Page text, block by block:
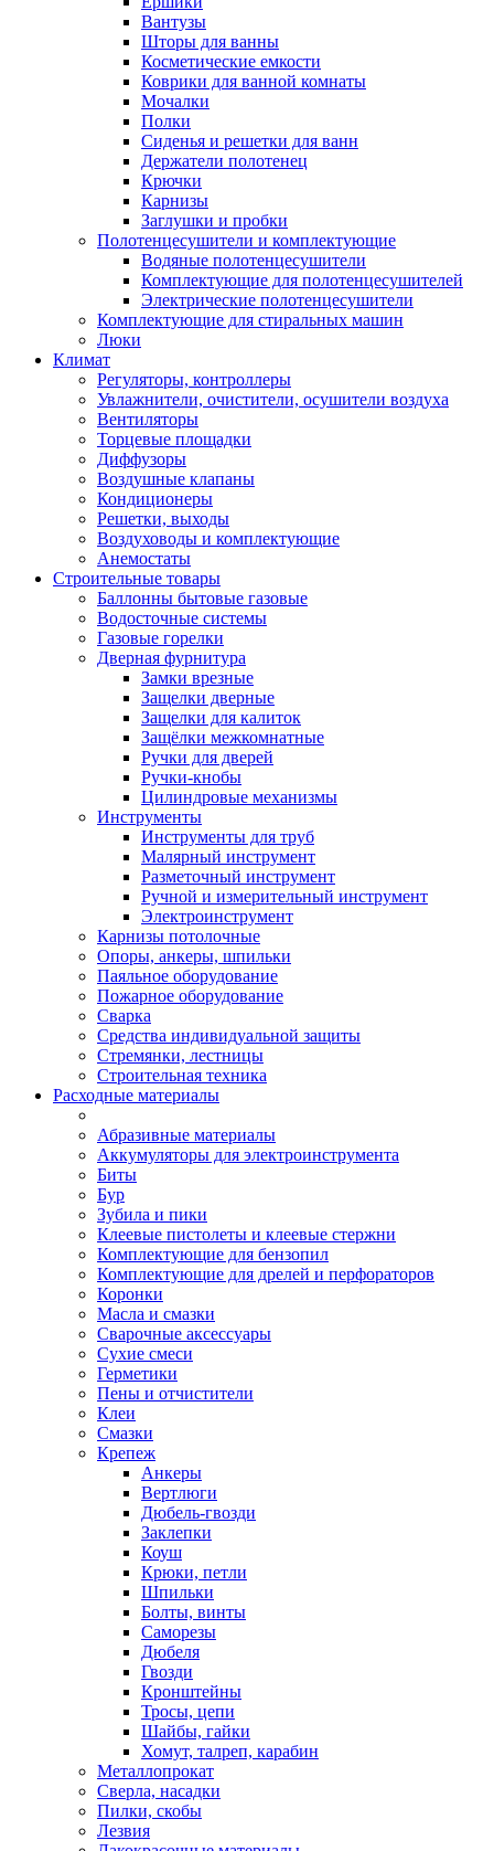
Вантузы
Шторы для ванны
Косметические емкости
Коврики для ванной комнаты
Мочалки
Полки
Сиденья и решетки для ванн
Держатели полотенец
Крючки
Карнизы
Заглушки и пробки
Полотенцесушители и комплектующие
Водяные полотенцесушители
Комплектующие для полотенцесушителей
Электрические полотенцесушители
Комплектующие для стиральных машин
Люки
Климат
Регуляторы, контроллеры
Увлажнители, очистители, осушители воздуха
Вентиляторы
Торцевые площадки
Диффузоры
Воздушные клапаны
Кондиционеры
Решетки, выходы
Воздуховоды и комплектующие
Анемостаты
Строительные товары
Баллонны бытовые газовые
Водосточные системы
Газовые горелки
Дверная фурнитура
Замки врезные
Защелки дверные
Защелки для калиток
Защёлки межкомнатные
Ручки для дверей
Ручки-кнобы
Цилиндровые механизмы
Инструменты
Инструменты для труб
Малярный инструмент
Разметочный инструмент
Ручной и измерительный инструмент
Электроинструмент
Карнизы потолочные
Опоры, анкеры, шпильки
Паяльное оборудование
Пожарное оборудование
Сварка
Средства индивидуальной защиты
Стремянки, лестницы
Строительная техника
Расходные материалы
Абразивные материалы
Аккумуляторы для электроинструмента
Биты
Бур
Зубила и пики
Клеевые пистолеты и клеевые стержни
Комплектующие для бензопил
Комплектующие для дрелей и перфораторов
Коронки
Масла и смазки
Сварочные аксессуары
Сухие смеси
Герметики
Пены и отчистители
Клеи
Смазки
Крепеж
Анкеры
Вертлюги
Дюбель-гвозди
Заклепки
Коуш
Крюки, петли
Шпильки
Болты, винты
Саморезы
Дюбеля
Гвозди
Кронштейны
Тросы, цепи
Шайбы, гайки
Хомут, талреп, карабин
Металлопрокат
Сверла, насадки
Пилки, скобы
Лезвия